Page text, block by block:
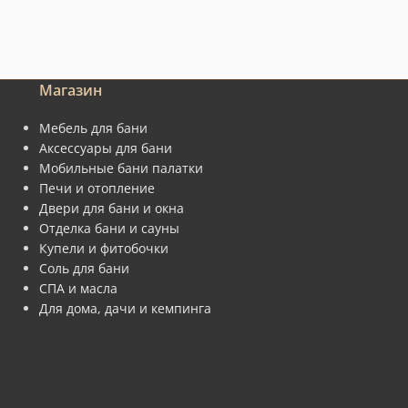
Магазин
Мебель для бани
Аксессуары для бани
Мобильные бани палатки
Печи и отопление
Двери для бани и окна
Отделка бани и сауны
Купели и фитобочки
Соль для бани
СПА и масла
Для дома, дачи и кемпинга